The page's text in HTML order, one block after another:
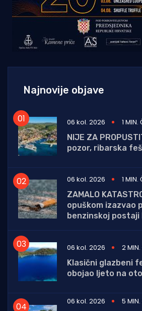
Najnovije objave
06 kol. 2026
1 MIN.
NIJE ZA
pozor, ribarska
06 kol. 2026
1 MIN.
ZAMALO
opuškom izazvao
benzinskoj postaji
06 kol. 2026
2
Klasični glazbeni
obojao ljeto na
06 kol. 2026
5